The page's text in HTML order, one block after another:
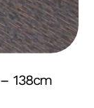
138cm